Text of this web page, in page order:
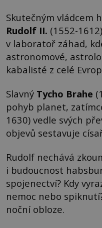
Skutečným vládcem
Rudolf II. (1552-
v laboratoř záhad,
astronomové,
kabalisté z celé
Slavný Tycho Brahe
pohyb planet,
1630) vedle svých
objevů sestavuje
Rudolf nechává
i budoucnost
spojenectví? Kdy
nemoc nebo
noční obloze.